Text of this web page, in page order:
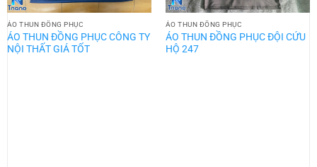
ÁO THUN ĐỒNG PHỤC
ÁO THUN ĐỒNG PHỤC CÔNG TY
NỘI THẤT GIÁ TỐT
ÁO THUN ĐỒNG PHỤC
ÁO THUN ĐỒNG PHỤC ĐỘI CỨU
HỘ 247